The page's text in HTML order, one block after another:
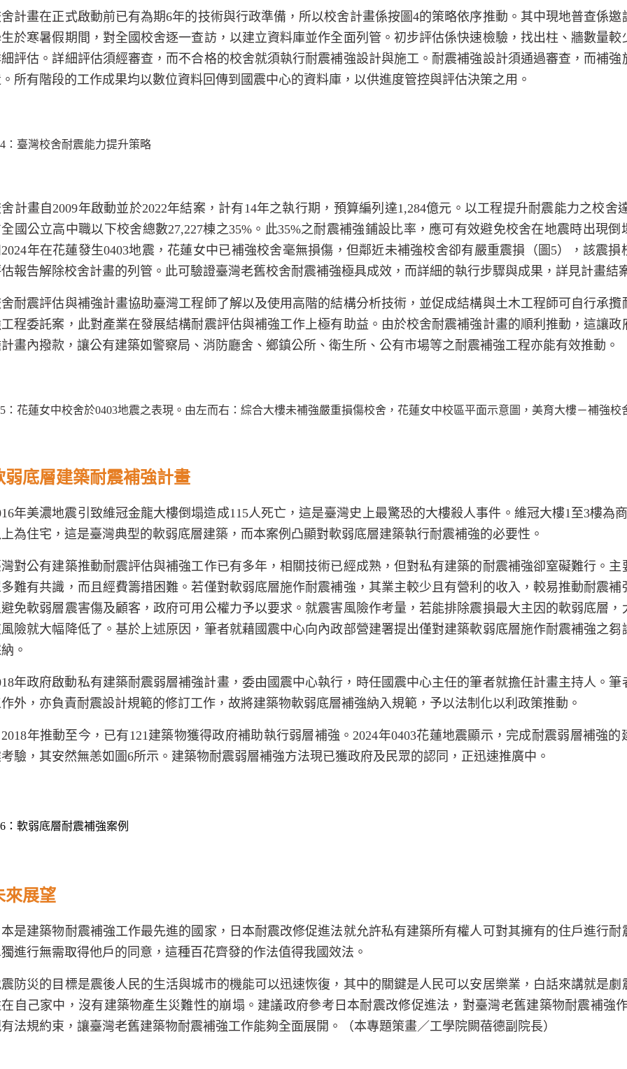
計畫在正式啟動前已有為期6年的技術與行政準備，所以校舍計畫係按圖4的策略依序推動。其中現地普查係邀
於寒暑假期間，對全國校舍逐一查訪，以建立資料庫並作全面列管。初步評估係快速檢驗，找出柱、牆數量較
評估。詳細評估須經審查，而不合格的校舍就須執行耐震補強設計與施工。耐震補強設計須通過審查，而補強
所有階段的工作成果均以數位資料回傳到國震中心的資料庫，以供進度管控與評估決策之用。
4 ：臺灣校舍耐震能力提升策略
計畫自2009年啟動並於2022年結案，計有14年之執行期，預算編列達1,284億元。以工程提升耐震能力之校舍
國公立高中職以下校舍總數27,227棟之35% 。此35%之耐震補強鋪設比率，應可有效避免校舍在地震時出現倒
2024年在花蓮發生0403地震，花蓮女中已補強校舍毫無損傷，但鄰近未補強校舍卻有嚴重震損（圖 5），該震損
報告解除校舍計畫的列管。此可驗證臺灣老舊校舍耐震補強極具成效，而詳細的執行步驟與成果，詳見計畫結
耐震評估與補強計畫協助臺灣工程師了解以及使用高階的結構分析技術，並促成結構與土木工程師可自行承攬
程委託案，此對產業在發展結構耐震評估與補強工作上極有助益。由於校舍耐震補強計畫的順利推動，這讓政
畫內撥款，讓公有建築如警察局、消防廳舍、鄉鎮公所、衛生所、公有市場等之耐震補強工程亦能有效推動。
5 ：花蓮女中校舍於0403地震之表現。由左而右：綜合大樓未補強嚴重損傷校舍，花蓮女中校區平面示意圖，美育大樓－補強校
弱底層建築耐震補強計畫
年美濃地震引致維冠金龍大樓倒塌造成115人死亡，這是臺灣史上最驚恐的大樓殺人事件。維冠大樓1 至3樓為
為住宅，這是臺灣典型的軟弱底層建築，而本案例凸顯對軟弱底層建築執行耐震補強的必要性。
對公有建築推動耐震評估與補強工作已有多年，相關技術已經成熟，但對私有建築的耐震補強卻窒礙難行。主
難有共識，而且經費籌措困難。若僅對軟弱底層施作耐震補強，其業主較少且有營利的收入，較易推動耐震補
免軟弱層震害傷及顧客，政府可用公權力予以要求。就震害風險作考量，若能排除震損最大主因的軟弱底層，
險就大幅降低了。基於上述原因，筆者就藉國震中心向內政部營建署提出僅對建築軟弱底層施作耐震補強之芻
。
年政府啟動私有建築耐震弱層補強計畫，委由國震中心執行，時任國震中心主任的筆者就擔任計畫主持人。筆
外，亦負責耐震設計規範的修訂工作，故將建築物軟弱底層補強納入規範，予以法制化以利政策推動。
2018年推動至今，已有121 建築物獲得政府補助執行弱層補強。 2024年0403花蓮地震顯示，完成耐震弱層補強的
驗，其安然無恙如圖6所示。建築物耐震弱層補強方法現已獲政府及民眾的認同，正迅速推廣中。
6 ：軟弱底層耐震補強案例
來展望
是建築物耐震補強工作最先進的國家，日本耐震改修促進法就允許私有建築所有權人可對其擁有的住戶進行耐
進行無需取得他戶的同意，這種百花齊發的作法值得我國效法。
防災的目標是震後人民的生活與城市的機能可以迅速恢復，其中的關鍵是人民可以安居樂業，白話來講就是劇
自己家中，沒有建築物產生災難性的崩塌。建議政府參考日本耐震改修促進法，對臺灣老舊建築物耐震補強
法規約束，讓臺灣老舊建築物耐震補強工作能夠全面展開。（本專題策畫／工學院闕蓓德副院長）